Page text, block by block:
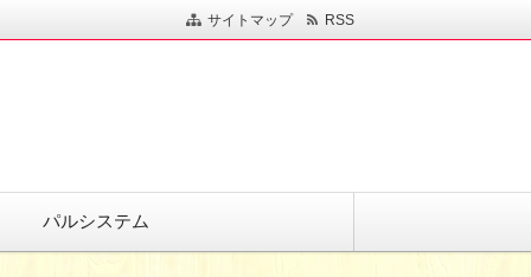
サイトマップ RSS
パルシステム